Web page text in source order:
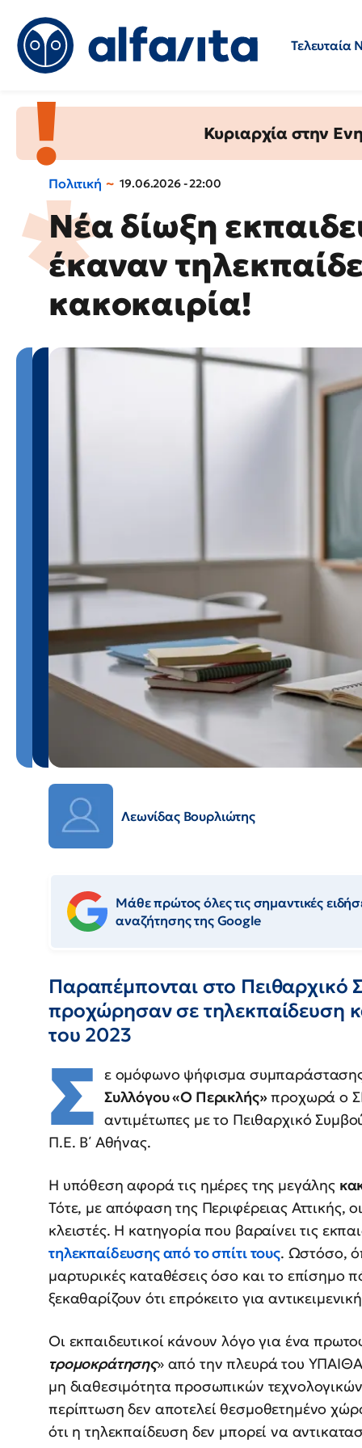
Τελευταία
Κυριαρχία στην
Πολιτική 19.06.2026 - 22:00
Νέα δίωξη
έκαναν
κακοκαιρία!
Λεωνίδας Βουρλιώτης
Μάθε πρώτος όλες τις σημαντικές
αναζήτησης της Google
Παραπέμπονται στο Πειθαρχικό
προχώρησαν σε τηλεκπαίδευση
του 2023
Σ ε ομόφωνο ψήφισμα συμπαράστασης
Συλλόγου «Ο Περικλής»προχωρά ο
αντιμέτωπες με το Πειθαρχικό
Π.Ε. Β΄ Αθήνας.
Η υπόθεση αφορά τις ημέρες της μεγάλης
Τότε, με απόφαση της Περιφέρειας Αττικής,
κλειστές. Η κατηγορία που βαραίνει τις
τηλεκπαίδευσης από το σπίτι τους. Ωστόσο,
μαρτυρικές καταθέσεις όσο και το επίσημο
ξεκαθαρίζουν ότι επρόκειτο για
Οι εκπαιδευτικοί κάνουν λόγο για ένα
τρομοκράτησης» από την πλευρά του ΥΠΑΙΘΑ,
μη διαθεσιμότητα προσωπικών
περίπτωση δεν αποτελεί θεσμοθετημένο
ότι η τηλεκπαίδευση δεν μπορεί να